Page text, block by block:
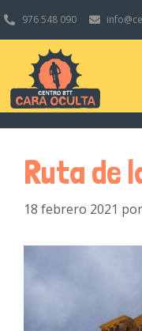
976 548 090
Ruta de
18 febrero 2021 por